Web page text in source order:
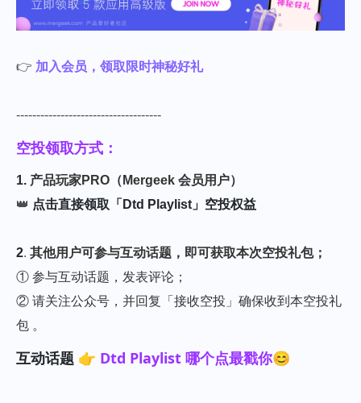
👉 加入会员，领取限时神秘好礼
------------------------------------
空投领取方式：
1. 产品玩家PRO（Mergeek 会员用户）
👑 点击直接领取「Dtd Playlist」空投权益
2. 其他用户可参与互动话题，即可获取本次空投礼包；
① 参与互动话题，发表评论；
② 请关注公众号，并回复「接收空投」确保收到本空投礼
包 。
互动话题 👉 Dtd Playlist 哪个点最戳你😊